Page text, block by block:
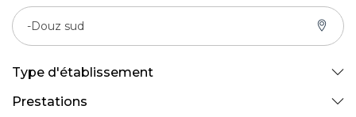
-Douz sud
Type d'établissement
Prestations